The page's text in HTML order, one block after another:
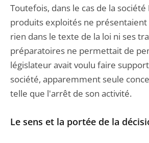
Toutefois, dans le cas de la
produits exploités ne présentaient
rien dans le texte de la loi ni ses
préparatoires ne permettait de
législateur avait voulu faire
société, apparemment seule
telle que l'arrêt de son activité.
Le sens et la portée de la